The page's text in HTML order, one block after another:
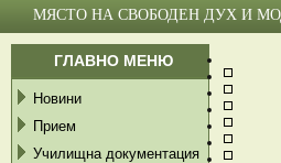
МЯСТО НА СВОБОДЕН ДУХ И
ГЛАВНО МЕНЮ
Новини
Прием
Училищна документация